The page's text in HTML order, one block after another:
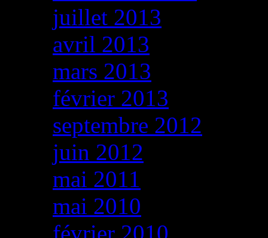
juillet 2013
avril 2013
mars 2013
février 2013
septembre 2012
juin 2012
mai 2011
mai 2010